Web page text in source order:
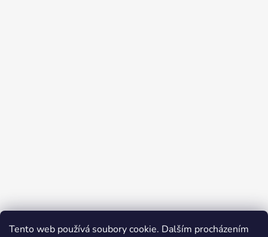
Tento web používá soubory cookie. Dalším procházením